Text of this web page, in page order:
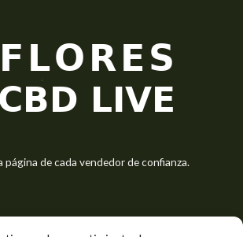
página de cada vendedor de confianza.
de las flores CBD y usa los beneficios del